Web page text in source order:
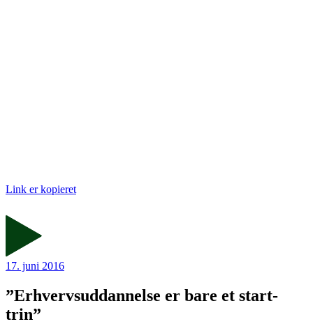
Link er kopieret
17. juni 2016
”Erhvervsuddannelse er bare et start-
trin”